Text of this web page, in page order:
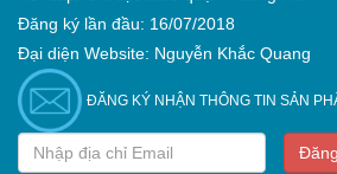
Đăng ký lần đầu: 16/07/2018
Đại diện Website: Nguyễn Khắc Quang
ĐĂNG KÝ NHẬN THÔNG TIN SẢN